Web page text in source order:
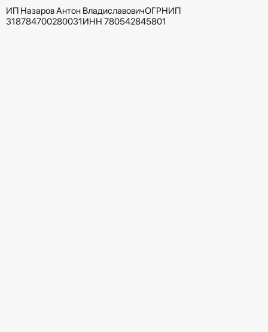
ИП Назаров Антон ВладиславовичОГРНИП
318784700280031ИНН 780542845801